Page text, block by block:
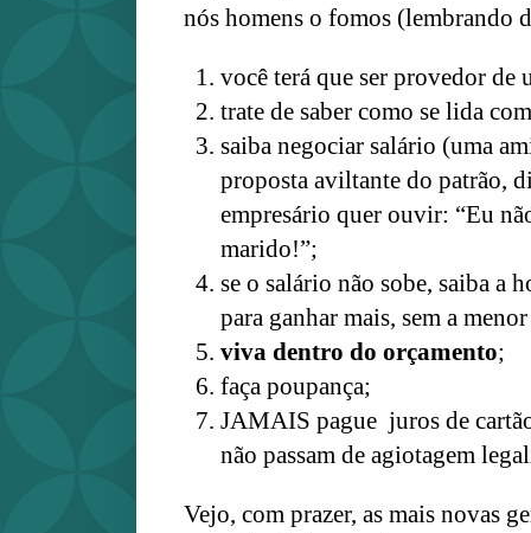
nós homens o fomos (lembrando
você terá que ser provedor de
trate de saber como se lida
saiba negociar salário (uma
proposta aviltante do patrão,
empresário quer ouvir: “Eu
marido!”;
se o salário não sobe, saiba a
para ganhar mais, sem a
viva dentro do orçamento;
faça poupança;
JAMAIS pague juros de
não passam de agiotagem
Vejo, com prazer, as mais novas